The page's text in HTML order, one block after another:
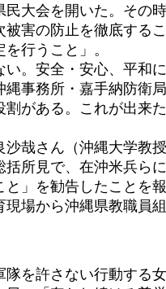
大会を開いた。その
害の防止を徹底する
行うこと」。
。安全・安心、平和
事務所・嘉手納防衛
がある。これが出来
哉さん（沖縄大学教授
所見で、在沖米兵ら
」を勧告したことを報
場から沖縄県教職員組
を許さない行動する